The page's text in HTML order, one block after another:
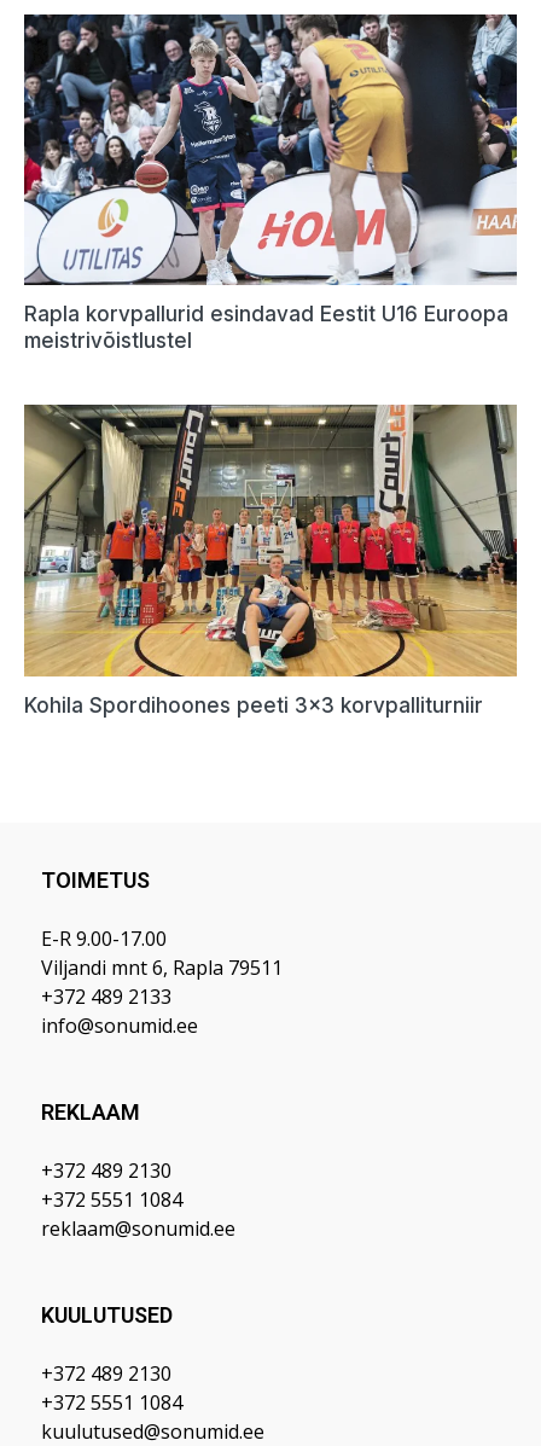
TOIMETUS
E-R 9.00-17.00
Viljandi mnt 6, Rapla 79511
+372 489 2133
info@sonumid.ee
REKLAAM
+372 489 2130
+372 5551 1084
reklaam@sonumid.ee
KUULUTUSED
+372 489 2130
+372 5551 1084
kuulutused@sonumid.ee